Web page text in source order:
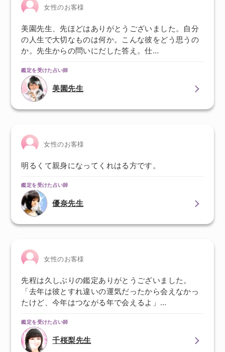
女性のお客様
美園先生、先ほどはありがとうございました。自分
の人生で大切なものは何か。こんな彼をどう思うの
か。先生からの問いにだした答え。仕…
鑑定を受けた占い師
美園先生
女性のお客様
明るくて親身になってくれはる方です。
鑑定を受けた占い師
優奈先生
女性のお客様
先程は久しぶりの鑑定ありがとうございました。
「去年は彼とすれ違いの運気だったから会えなかっ
たけど、今年はつながる年で会えるよ」…
鑑定を受けた占い師
千桜梨先生